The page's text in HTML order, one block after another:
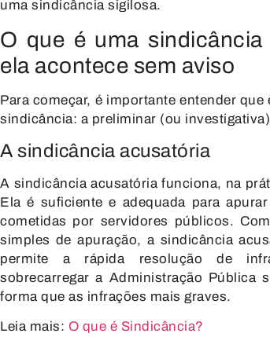
uma sindicância sigilosa.
O que é uma
ela acontece sem aviso
Para começar, é importante entender
sindicância: a preliminar (ou
A sindicância acusatória
A sindicância acusatória funciona, na
Ela é suficiente e adequada para
cometidas por servidores públicos.
simples de apuração, a sindicância
permite a rápida resolução de
sobrecarregar a Administração Pública
forma que as infrações mais graves.
Leia mais: O que é Sindicância?